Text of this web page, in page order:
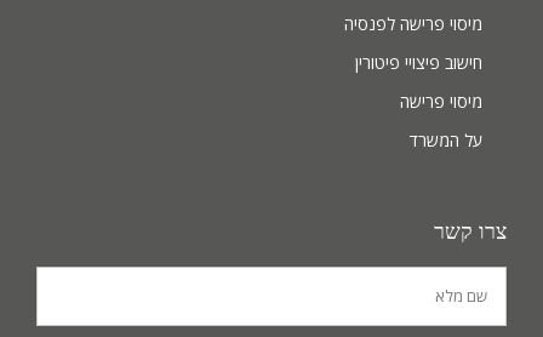
מיסוי פרישה לפנסיה
חישוב פיצויי פיטורין
מיסוי פרישה
על המשרד
צרו קשר